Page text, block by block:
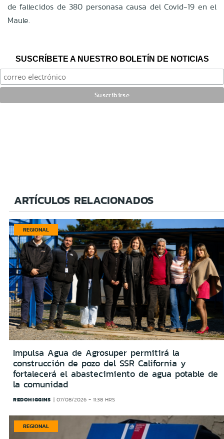
de fallecidos de 380 personasa causa del Covid-19 en el
Maule.
SUSCRÍBETE A NUESTRO BOLETÍN DE NOTICIAS
ARTÍCULOS RELACIONADOS
REGIONAL
Impulsa Agua de Agrosuper permitirá la
construcción de pozo del SSR California y
fortalecerá el abastecimiento de agua potable de
la comunidad
REDOHIGGINS 07/08/2026 - 11:38 HRS
REGIONAL